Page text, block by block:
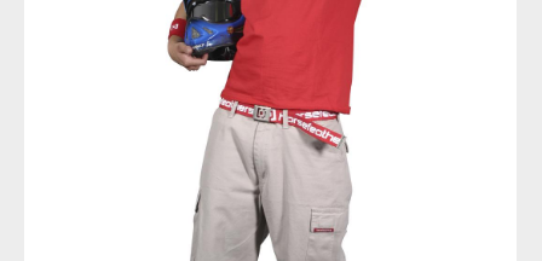
Richard Gasperotti Richard Gasperotti